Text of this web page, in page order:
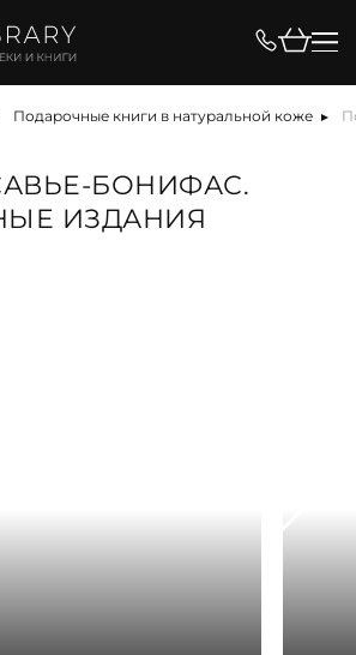
Подарочные книги в натуральной коже
БОНИФАС.
ИЗДАНИЯ